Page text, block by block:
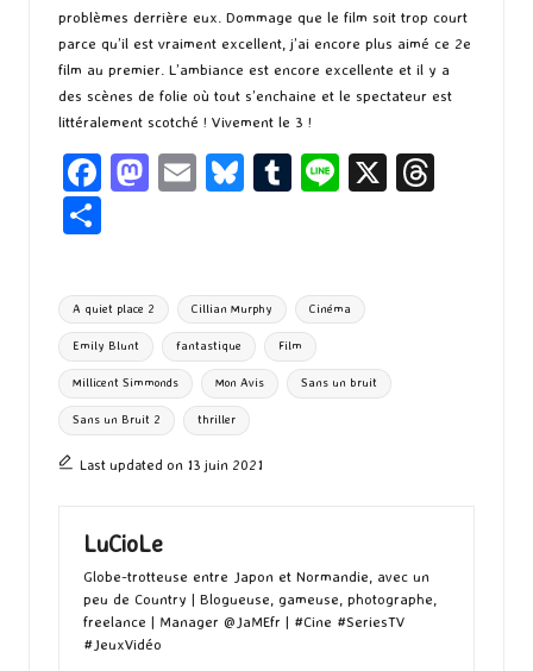
problèmes derrière eux. Dommage que le film soit trop court
parce qu’il est vraiment excellent, j’ai encore plus aimé ce 2e
film au premier. L’ambiance est encore excellente et il y a
des scènes de folie où tout s’enchaine et le spectateur est
littéralement scotché ! Vivement le 3 !
Fa
o
o
k
M
d
o
n
E
l
Bl
ky
T
bl
r
Li X
ta
g
er
Tags:
A quiet place 2 Cillian Murphy Cinéma
Emily Blunt fantastique Film
Millicent Simmonds Mon Avis Sans un bruit
Sans un Bruit 2 thriller
Last updated on 13 juin 2021
LuCioLe
Globe-trotteuse entre Japon et Normandie, avec un
peu de Country | Blogueuse, gameuse, photographe,
freelance | Manager @JaMEfr | #Cine #SeriesTV
#JeuxVidéo